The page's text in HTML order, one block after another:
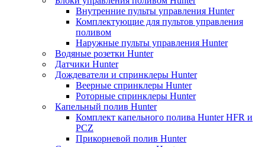
Внутренние пульты управления Hunter
Комплектующие для пультов управления
поливом
Наружные пульты управления Hunter
Водяные розетки Hunter
Датчики Hunter
Дождеватели и спринклеры Hunter
Веерные спринклеры Hunter
Роторные спринклеры Hunter
Капельный полив Hunter
Комплект капельного полива Hunter HFR и
PCZ
Прикорневой полив Hunter